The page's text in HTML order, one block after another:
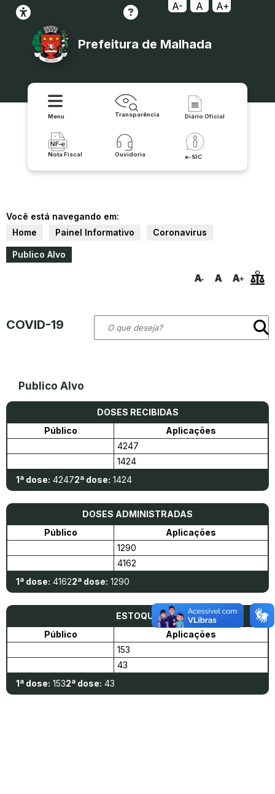
A- A A+
Prefeitura de Malhada
Menu Transparência Diário Oficial
Nota Fiscal Ouvidoria e-SIC
Você está navegando em:
Home
Painel Informativo Coronavirus
Publico Alvo
COVID-19
Publico Alvo
DOSES RECIBIDAS
Público
Aplicações
4247
1424
1ª dose: 42472ª dose: 1424
DOSES ADMINISTRADAS
Público
Aplicações
1290
4162
1ª dose: 41622ª dose: 1290
ESTOQUE
Público
Aplicações
153
43
1ª dose: 1532ª dose: 43